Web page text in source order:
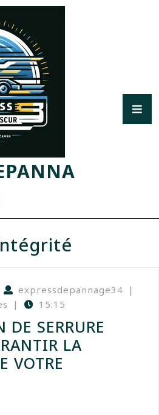
expressdepannage34 |
| 15:15
DE SERRURE
LA
VOTRE